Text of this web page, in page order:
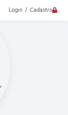
Login / Cadastro